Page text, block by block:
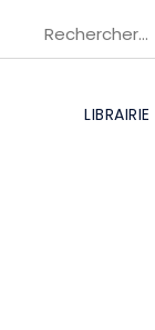
LIBRAIRIE